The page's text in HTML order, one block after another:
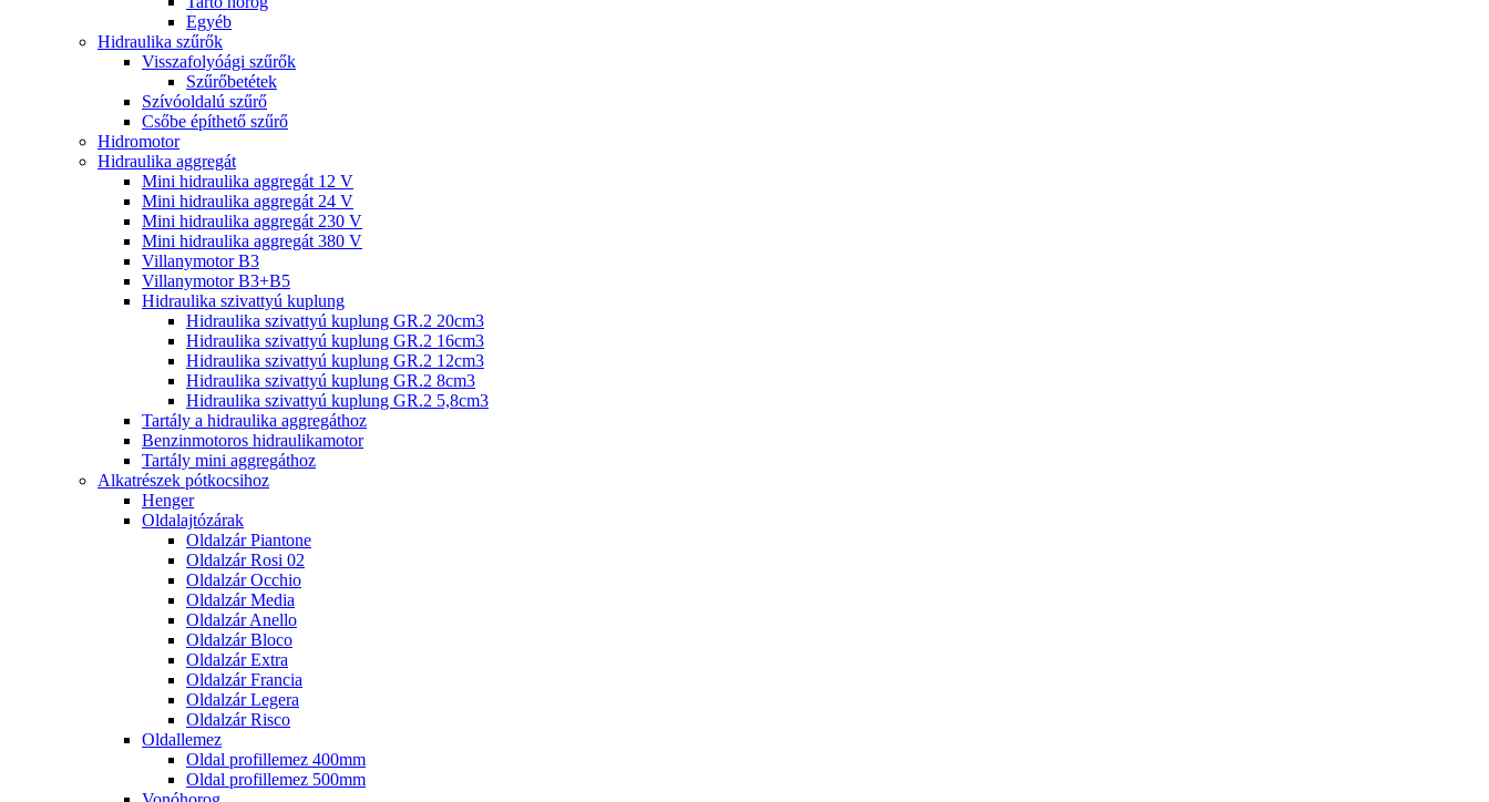
Egyéb
Hidraulika szűrők
Visszafolyóági szűrők
Szűrőbetétek
Szívóoldalú szűrő
Csőbe építhető szűrő
Hidromotor
Hidraulika aggregát
Mini hidraulika aggregát 12 V
Mini hidraulika aggregát 24 V
Mini hidraulika aggregát 230 V
Mini hidraulika aggregát 380 V
Villanymotor B3
Villanymotor B3+B5
Hidraulika szivattyú kuplung
Hidraulika szivattyú kuplung GR.2 20cm3
Hidraulika szivattyú kuplung GR.2 16cm3
Hidraulika szivattyú kuplung GR.2 12cm3
Hidraulika szivattyú kuplung GR.2 8cm3
Hidraulika szivattyú kuplung GR.2 5,8cm3
Tartály a hidraulika aggregáthoz
Benzinmotoros hidraulikamotor
Tartály mini aggregáthoz
Alkatrészek pótkocsihoz
Henger
Oldalajtózárak
Oldalzár Piantone
Oldalzár Rosi 02
Oldalzár Occhio
Oldalzár Media
Oldalzár Anello
Oldalzár Bloco
Oldalzár Extra
Oldalzár Francia
Oldalzár Legera
Oldalzár Risco
Oldallemez
Oldal profillemez 400mm
Oldal profillemez 500mm